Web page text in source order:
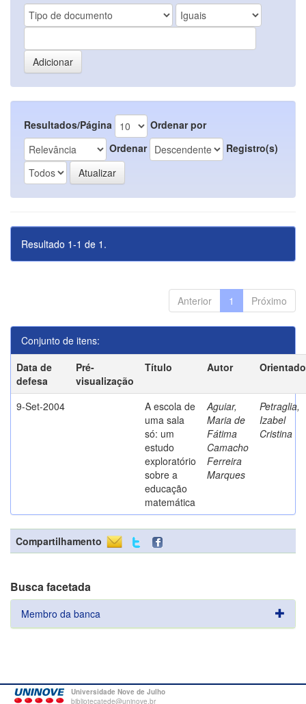
Resultados/Página
Ordenar por
Ordenar
Registro(s)
Resultado 1-1 de 1.
Anterior 1 Próximo
Conjunto de itens:
Data de
defesa
Pré-
visualização
Título Autor
9-Set-2004
A escola de
uma sala
só: um
estudo
exploratório
sobre a
educação
matemática
Aguiar,
Maria de
Fátima
Camacho
Ferreira
Marques
Petraglia,
Izabel
Cristina
Compartilhamento
Busca facetada
Membro da banca
Universidade Nove de Julho
bibliotecatede@uninove.br